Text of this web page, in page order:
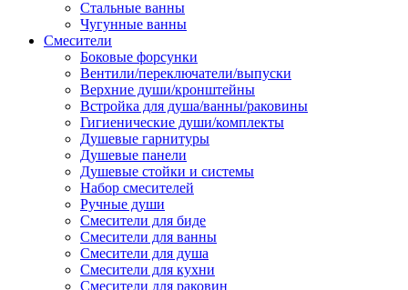
Стальные ванны
Чугунные ванны
Смесители
Боковые форсунки
Вентили/переключатели/выпуски
Верхние души/кронштейны
Встройка для душа/ванны/раковины
Гигиенические души/комплекты
Душевые гарнитуры
Душевые панели
Душевые стойки и системы
Набор смесителей
Ручные души
Смесители для биде
Смесители для ванны
Смесители для душа
Смесители для кухни
Смесители для раковин